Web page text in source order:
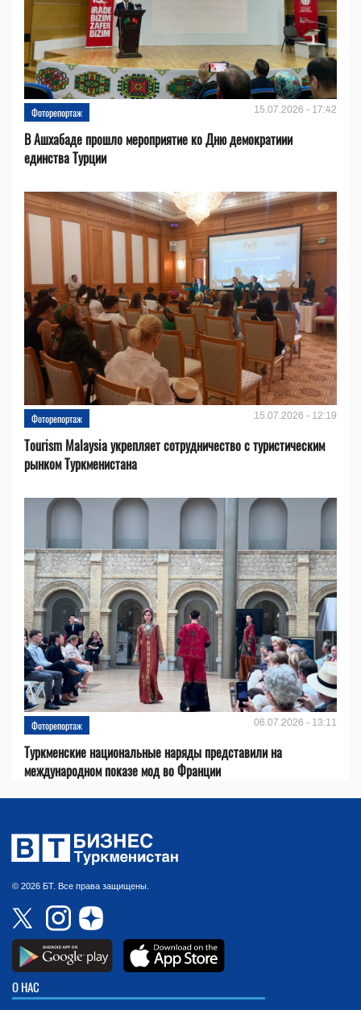
Фоторепортаж 15.07.2026 - 17:42
В Ашхабаде прошло мероприятие ко Дню демократиии
единства Турции
Фоторепортаж 15.07.2026 - 12:19
Tourism Malaysia укрепляет сотрудничество с туристическим
рынком Туркменистана
Фоторепортаж 06.07.2026 - 13:11
Туркменские национальные наряды представили на
международном показе мод во Франции
© 2026 БТ. Все права защищены.
О НАС